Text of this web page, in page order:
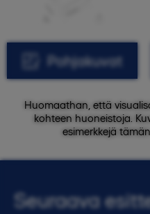
Pohjakuvat
Huomaathan, että
kohteen huoneistoja.
esimerkkejä
Seuraava